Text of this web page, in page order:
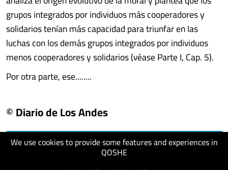
We use cookies to provide some features and experiences in
QOSHE
grupos integrados por individuos más cooperadores y
solidarios tenían más capacidad para triunfar en las
luchas con los demás grupos integrados por individuos
menos cooperadores y solidarios (véase Parte I, Cap. 5).
Por otra parte, ese........
© Diario de Los Andes
visit website